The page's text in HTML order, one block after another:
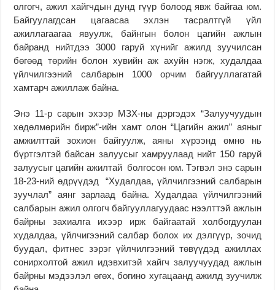
олгогч, ажил хайгчдын дунд гүүр болоод явж байгаа юм.
Байгуулагдсан цагаасаа эхлэн тасралтгүй үйл
ажиллагаагаа явуулж, байнгын болон цагийн ажлын
байранд нийтдээ 3000 гаруй хүнийг ажилд зуучилсан
бөгөөд төрийн болон хувийн аж ахуйн нэгж, худалдаа
үйлчилгээний салбарын 1000 орчим байгууллагатай
хамтарч ажиллаж байна.
Энэ 11-р сарын эхээр МЗХ-ны дэргэдэх “Залуучуудын
хөдөлмөрийн бирж”-ийн хамт олон “Цагийн ажил” аяныг
амжилттай зохион байгуулж, аяны хүрээнд өмнө нь
бүртгэлтэй байсан залуусыг хамруулаад нийт 150 гаруй
залуусыг цагийн ажилтай болгосон юм. Тэгвэл энэ сарын
18-23-ний өдрүүдэд “Худалдаа, үйлчилгээний салбарын
зуучлал” аянг зарлаад байна. Худалдаа үйлчилгээний
салбарын ажил олгогч байгууллагуудаас нээлттэй ажлын
байрны захиалга ихээр ирж байгаатай холбогдуулан
худалдаа, үйлчигээний салбар болох их дэлгүүр, зочид
буудал, фитнес зэрэг үйлчилгээний төвүүдэд ажиллах
сонирхолтой ажил идэвхитэй хайгч залуучуудад ажлын
байрны мэдээлэл өгөх, богино хугацаанд ажилд зуучилж